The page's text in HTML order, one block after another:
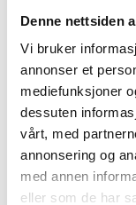
Denne nettsiden
Vi bruker
annonser et
mediefunksjoner
dessuten
vårt, med
annonsering og
med annen
eller som de har
Canyoning
16.06.2026,
Familierafting